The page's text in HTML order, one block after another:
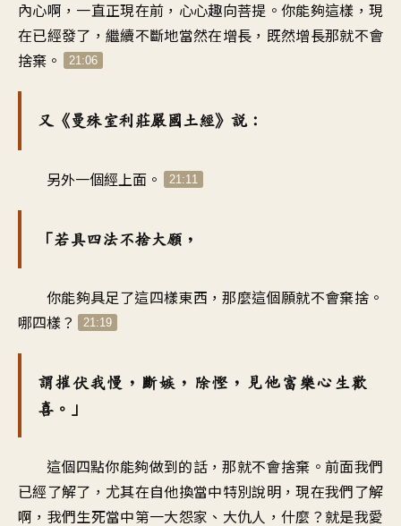
內心啊，一直正現在前，心心趣向菩提。你能夠這樣，現
在已經發了，繼續不斷地當然在增長，既然增長那就不會
捨棄。
21:06
又《曼殊室利莊嚴國土經》說：
另外一個經上面。 21:11
「若具四法不捨大願，
你能夠具足了這四樣東西，那麼這個願就不會棄捨。
哪四樣？
21:19
謂摧伏我慢，斷嫉，除慳，見他富樂心生歡
喜。」
這個四點你能夠做到的話，那就不會捨棄。前面我們
已經了解了，尤其在自他換當中特別說明，現在我們了解
啊，我們生死當中第一大怨家、大仇人，什麼？就是我愛